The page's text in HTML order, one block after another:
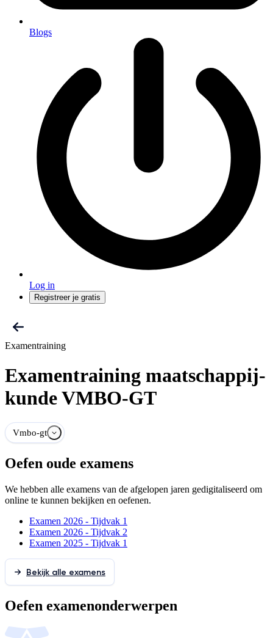
Blogs
Log in
Registreer je gratis
Examentraining
Examentraining maatschappij­
kunde VMBO-GT
Vmbo-gt
Oefen oude examens
We hebben alle examens van de afgelopen jaren gedigitaliseerd om
online te kunnen bekijken en oefenen.
Examen 2026 - Tijdvak 1
Examen 2026 - Tijdvak 2
Examen 2025 - Tijdvak 1
Bekijk alle examens
Oefen examenonderwerpen